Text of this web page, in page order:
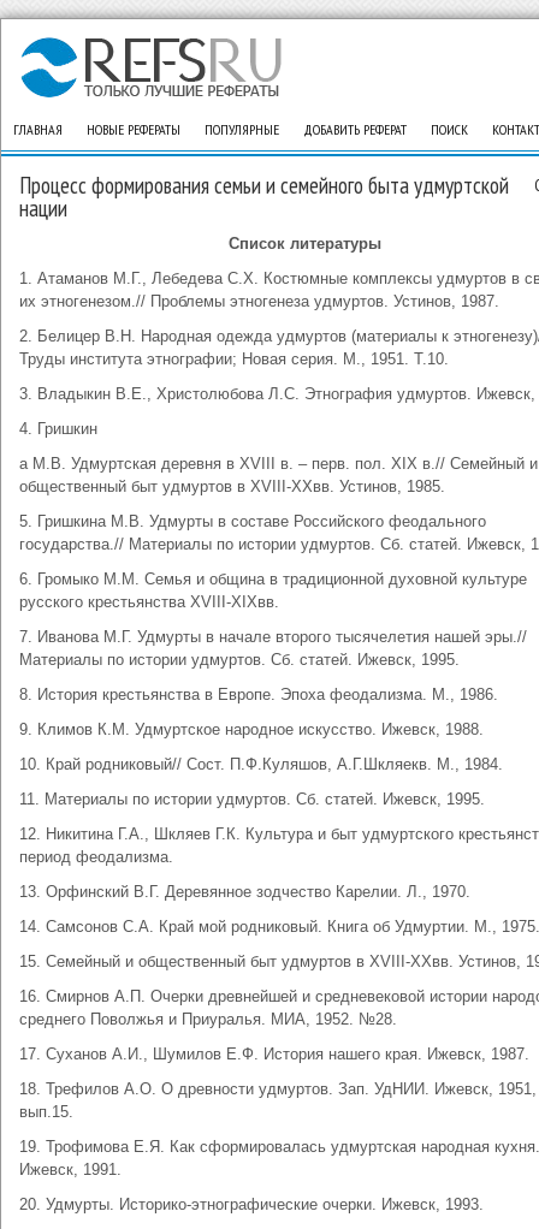
ГЛАВНАЯ НОВЫЕ РЕФЕРАТЫ ПОПУЛЯРНЫЕ ДОБАВИТЬ РЕФЕРАТ ПОИСК
Процесс формирования семьи и семейного быта удмуртской
нации
Список литературы
1. Атаманов М.Г., Лебедева С.Х. Костюмные комплексы удмуртов в
их этногенезом.// Проблемы этногенеза удмуртов. Устинов, 1987.
2. Белицер В.Н. Народная одежда удмуртов (материалы к
Труды института этнографии; Новая серия. М., 1951. Т.10.
3. Владыкин В.Е., Христолюбова Л.С. Этнография удмуртов. Ижевск,
4. Гришкин
а М.В. Удмуртская деревня в XVIII в. – перв. пол. XIX в.// Семейный и
общественный быт удмуртов в XVIII-XXвв. Устинов, 1985.
5. Гришкина М.В. Удмурты в составе Российского феодального
государства.// Материалы по истории удмуртов. Сб. статей. Ижевск,
6. Громыко М.М. Семья и община в традиционной духовной культуре
русского крестьянства XVIII-XIXвв.
7. Иванова М.Г. Удмурты в начале второго тысячелетия нашей эры.//
Материалы по истории удмуртов. Сб. статей. Ижевск, 1995.
8. История крестьянства в Европе. Эпоха феодализма. М., 1986.
9. Климов К.М. Удмуртское народное искусство. Ижевск, 1988.
10. Край родниковый// Сост. П.Ф.Куляшов, А.Г.Шкляекв. М., 1984.
11. Материалы по истории удмуртов. Сб. статей. Ижевск, 1995.
12. Никитина Г.А., Шкляев Г.К. Культура и быт удмуртского
период феодализма.
13. Орфинский В.Г. Деревянное зодчество Карелии. Л., 1970.
14. Самсонов С.А. Край мой родниковый. Книга об Удмуртии. М., 1975.
15. Семейный и общественный быт удмуртов в XVIII-XXвв. Устинов,
16. Смирнов А.П. Очерки древнейшей и средневековой истории
среднего Поволжья и Приуралья. МИА, 1952. №28.
17. Суханов А.И., Шумилов Е.Ф. История нашего края. Ижевск, 1987.
18. Трефилов А.О. О древности удмуртов. Зап. УдНИИ. Ижевск, 1951,
вып.15.
19. Трофимова Е.Я. Как сформировалась удмуртская народная кухня.
Ижевск, 1991.
20. Удмурты. Историко-этнографические очерки. Ижевск, 1993.